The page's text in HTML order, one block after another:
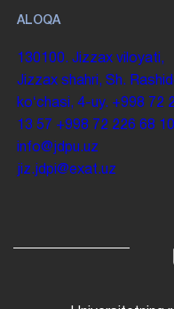
ALOQA
130100. Jizzax viloyati,
Jizzax shahri, Sh.
koʻchasi, 4-uy. +998 72
13 57 +998 72 226 68 10
info@jdpu.uz
jiz.jdpi@exat.uz